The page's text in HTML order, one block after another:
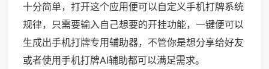
十分简单，打开这个应用便可以自定义手机打牌系统
规律，只需要输入自己想要的开挂功能，一键便可以
生成出手机打牌专用辅助器，不管你是想分享给好友
或者使用手机打牌AI辅助都可以满足需求。